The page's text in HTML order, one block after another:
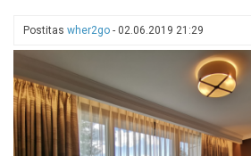
2024.
aasta
soovitatud
tippsihtkohad!
Postitas wher2go - 02.06.2019 21:29